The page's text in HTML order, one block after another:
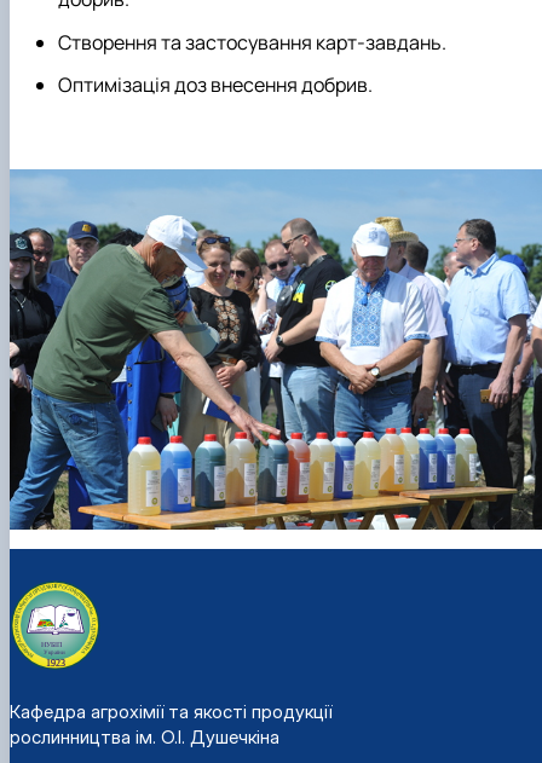
Створення та застосування карт-завдань.
Оптимізація доз внесення добрив.
Кафедра агрохімії та якості продукції
рослинництва ім. О.І. Душечкіна